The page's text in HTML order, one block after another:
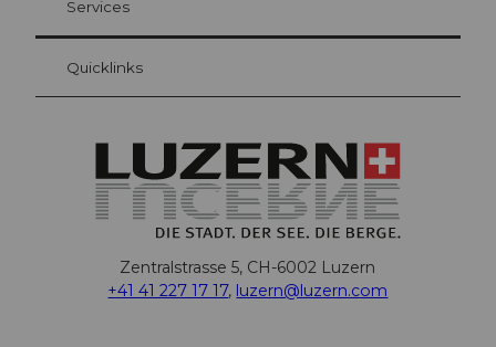
Services
Quicklinks
Zentralstrasse 5, CH-6002 Luzern
+41 41 227 17 17, luzern@luzern.com